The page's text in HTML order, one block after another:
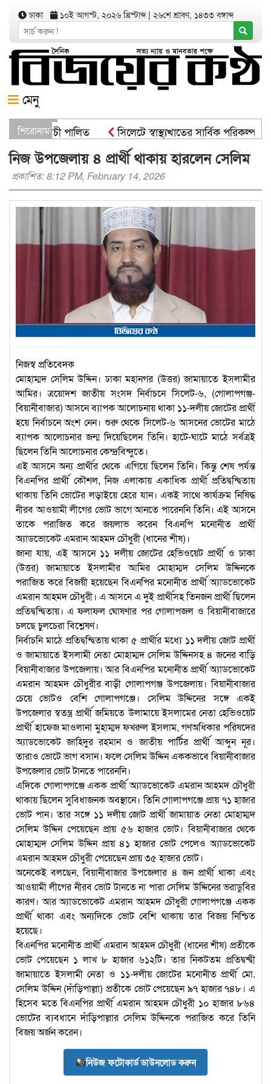
ঢাকা ১০ই আগস্ট, ২০২৬ খ্রিস্টাব্দ| ২৬শে শ্রাবণ, ১৪৩৩ বঙ্গাব্দ
মেনু
শিরোনাম
কর্মসূচী পালিত
সিলেটে স্বাস্থ্যখাতের সার্বিক পরিকল্পনা
সিসিকের পাঁচ ওয়ার্ডে এক হাজার গাছের চারা
নিজ উপজেলায় ৪ প্রার্থী থাকায় হারলেন সেলিম
প্রকাশিত: 8:12 PM, February 14, 2026
নিজস্ব প্রতিবেদক
মোহাম্মদ সেলিম উদ্দিন। ঢাকা মহানগর (উত্তর) জামায়াতে ইসলামীর
আমির। ত্রয়োদশ জাতীয় সংসদ নির্বাচনে সিলেট-৬, (গোলাপগঞ্জ-
বিয়ানীবাজার) আসনে ব্যাপক আলোচনায় থাকা ১১-দলীয় জোটের প্রার্থী
হয়ে নির্বাচনে অংশ নেন। শুরু থেকে সিলেট-৬ আসনের ভোটের মাঠে
ব্যাপক আলোচনার জন্ম দিয়েছিলেন তিনি। হাটে-ঘাটে মাঠে সর্বত্রই
ছিলেন তিনি আলোচনার কেন্দ্রবিন্দুতে।
এই আসনে অন্য প্রার্থীর থেকে এগিয়ে ছিলেন তিনি। কিন্তু শেষ পর্যন্ত
বিএনপির প্রার্থী কৌশল, নিজ এলাকায় একাধিক প্রার্থী প্রতিদ্বন্দ্বিতায়
থাকায় তিনি ভোটের লড়াইয়ে হেরে যান। একই সাথে কার্যক্রম নিষিদ্ধ
নীরব আওয়ামী লীগের ভোট ভাগে আনতে পারেননি তিনি। এই আসনে
তাকে পরাজিত করে জয়লাভ করেন বিএনপি মনোনীত প্রার্থী
অ্যাডভোকেট এমরান আহমদ চৌধুরী (ধানের শীষ)।
জানা যায়, এই আসনে ১১ দলীয় জোটের হেভিওয়েট প্রার্থী ও ঢাকা
(উত্তর) জামায়াতে ইসলামীর আমির মোহাম্মদ সেলিম উদ্দিনকে
পরাজিত করে বিজয়ী হয়েছেন বিএনপির মনোনীত প্রার্থী অ্যাডভোকেট
এমরান আহমদ চৌধুরী। এ আসনে এ দুই প্রার্থীসহ তিনজন প্রার্থী ছিলেন
প্রতিদ্বন্দ্বিতায়। এ ফলাফল ঘোষণার পর গোলাপজল ও বিয়ানীবাজারে
চলছে চুলচেরা বিশ্লেষণ।
নির্বাচনি মাঠে প্রতিদ্বন্দ্বিতায় থাকা ৫ প্রার্থীর মধ্যে ১১ দলীয় জোট প্রার্থী
ও জামায়াতে ইসলামী নেতা মোহাম্মদ সেলিম উদ্দিনসহ ৪ জনের বাড়ি
বিয়ানীবাজার উপজেলায়। আর বিএনপির মনোনীত প্রার্থী অ্যাডভোকেট
এমরান আহমদ চৌধুরীর বাড়ী গোলাপগঞ্জ উপজেলায়। বিয়ানীবাজার
চেয়ে ভোটও বেশি গোলাপগঞ্জে। সেলিম উদ্দিনের সঙ্গে একই
উপজেলার স্বতন্ত্র প্রার্থী জমিয়তে উলামায়ে ইসলামের নেতা হেভিওয়েট
প্রার্থী হাফেজ মাওলানা মুহাম্মদ ফখরুল ইসলাম, গণঅধিকার পরিষদের
অ্যাডভোকেট জাহিদুর রহমান ও জাতীয় পার্টির প্রার্থী আব্দুন নূর।
তারাও ভোটে ভাগ বসান। ফলে সেলিম উদ্দিন এককভাবে বিয়ানীবাজার
উপজেলার ভোট টানতে পারেননি।
এদিকে গোলাপগঞ্জে একক প্রার্থী অ্যাডভোকেট এমরান আহমদ চৌধুরী
থাকায় ছিলেন সুবিধাজনক অবস্থানে। তিনি গোলাপগঞ্জে প্রায় ৭১ হাজার
ভোট পান। তার সঙ্গে ১১ দলীয় জোট প্রার্থী জামায়াত নেতা মোহাম্মদ
সেলিম উদ্দিন পেয়েছেন প্রায় ৫৬ হাজার ভোট। বিয়ানীবাজার থেকে
মোহাম্মদ সেলিম উদ্দিন প্রায় ৪১ হাজার ভোট পেলেও অ্যাডভোকেট
এমরান আহমদ চৌধুরী পেয়েছেন প্রায় ৩৫ হাজার ভোট।
অনেকেই বলছেন, বিয়ানীবাজার উপজেলার ৪ জন প্রার্থী থাকা এবং
আওয়ামী লীগের নীরব ভোট টানতে না পারা সেলিম উদ্দিনের ভরাডুবির
কারণ। আর অ্যাডভোকেট এমরান আহমদ চৌধুরী গোলাপগঞ্জে একক
প্রার্থী থাকা এবং অন্যদিকে ভোট বেশি থাকায় তার বিজয় নিশ্চিত
হয়েছে।
বিএনপির মনোনীত প্রার্থী এমরান আহমদ চৌধুরী (ধানের শীষ) প্রতীকে
ভোট পেয়েছেন ১ লাখ ৮ হাজার ৬১২টি। তার নিকটতম প্রতিদ্বন্দ্বী
জামায়াতে ইসলামী নেতা ও ১১-দলীয় জোটের মনোনীত প্রার্থী মো.
সেলিম উদ্দিন (দাঁড়িপাল্লা) প্রতীকে ভোট পেয়েছেন ৯৭ হাজার ৭৪৮। এ
হিসেব মতে বিএনপির প্রার্থী এমরান আহমদ চৌধুরী ১০ হাজার ৮৬৪
ভোটের ব্যবধানে দাঁড়িপাল্লার সেলিম উদ্দিনকে পরাজিত করে তিনি
বিজয় অর্জন করেন।
নিউজ ফটোকার্ড ডাউনলোড করুন